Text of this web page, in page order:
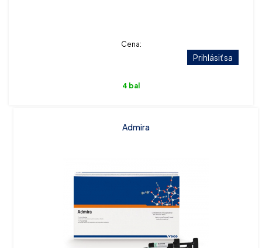
Cena:
Prihlásiť sa
4 bal
Admira